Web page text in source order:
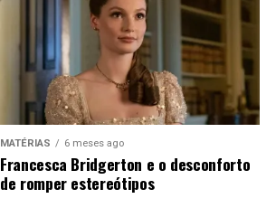
MATÉRIAS 6 meses ago
Francesca Bridgerton e o desconforto
de romper estereótipos